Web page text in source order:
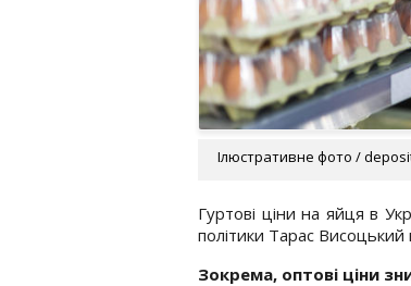
Ілюстративне фото /
Гуртові ціни на яйця в
політики Тарас Висоцький
Зокрема, оптові ціни